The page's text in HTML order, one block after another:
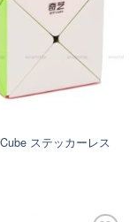
ステッカーレス